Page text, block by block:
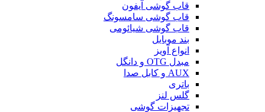
قاب گوشی آیفون
قاب گوشی سامسونگ
قاب گوشی شیائومی
بند موبایل
انواع آویز
مبدل OTG و دانگل
AUX و کابل صدا
باتری
گلس لنز
تجهیزات گوشی